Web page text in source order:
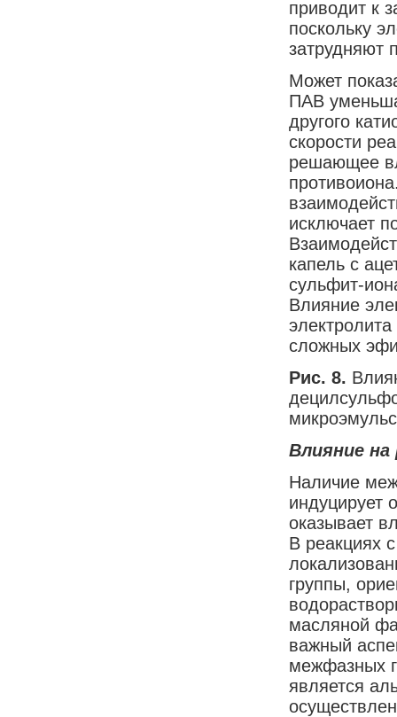
приводит к
поскольку
затрудняют
Может
ПАВ
другого
скорости
решающее
исключает
капель с
сульфит-
Влияние
сложных
Рис. 8.
Влияние на
Наличие
индуцирует
оказывает
В реакциях
группы,
масляной
важный
межфазных
является